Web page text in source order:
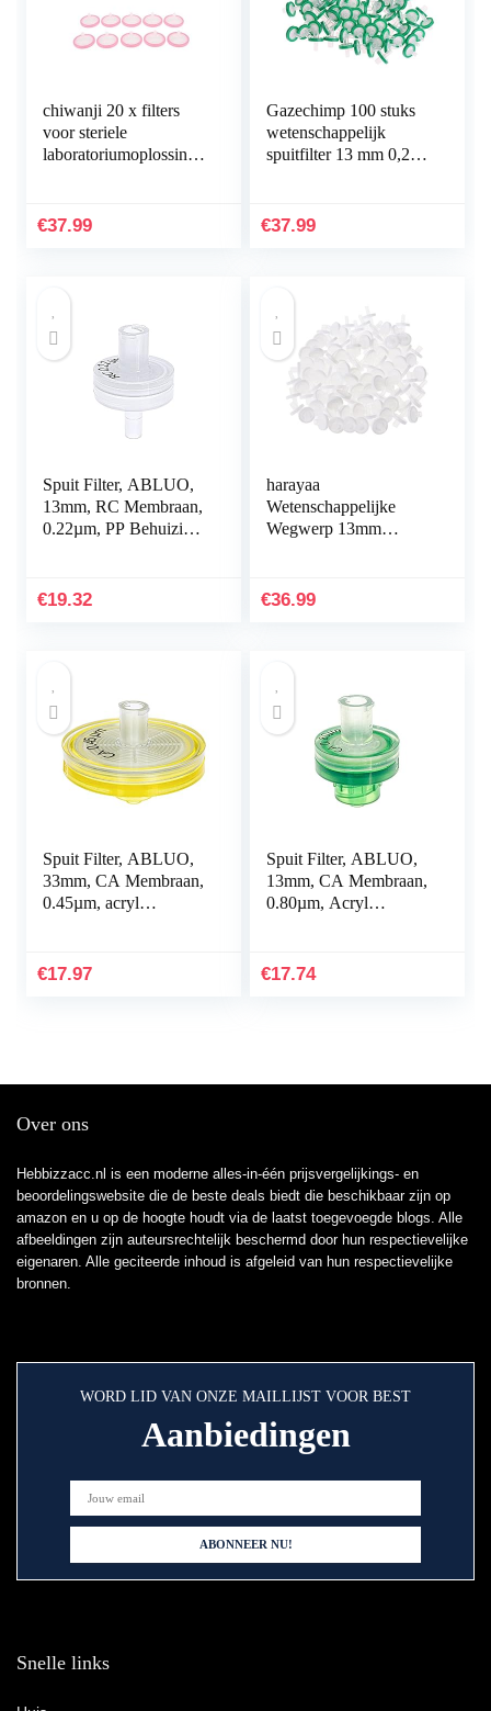
chiwanji 20 x filters
voor steriele
laboratoriumoplossinge
€37.99
Gazechimp 100 stuks
wetenschappelijk
spuitfilter 13 mm 0,22
€37.99
Spuit Filter, ABLUO,
13mm, RC Membraan,
0.22µm, PP Behuizing,
€19.32
harayaa
Wetenschappelijke
Wegwerp 13mm
€36.99
Spuit Filter, ABLUO,
33mm, CA Membraan,
0.45µm, acryl
€17.97
Spuit Filter, ABLUO,
13mm, CA Membraan,
0.80µm, Acryl
€17.74
Over ons
Hebbizzacc.nl is een moderne alles-in-één prijsvergelijkings- en
beoordelingswebsite die de beste deals biedt die beschikbaar zijn op
amazon en u op de hoogte houdt via de laatst toegevoegde blogs. Alle
afbeeldingen zijn auteursrechtelijk beschermd door hun respectievelijke
eigenaren. Alle geciteerde inhoud is afgeleid van hun respectievelijke
bronnen.
WORD LID VAN ONZE MAILLIJST VOOR BEST
Aanbiedingen
Snelle links